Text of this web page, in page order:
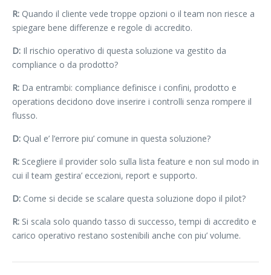
R: Quando il cliente vede troppe opzioni o il team non riesce a
spiegare bene differenze e regole di accredito.
D: Il rischio operativo di questa soluzione va gestito da
compliance o da prodotto?
R: Da entrambi: compliance definisce i confini, prodotto e
operations decidono dove inserire i controlli senza rompere il
flusso.
D: Qual e’ l’errore piu’ comune in questa soluzione?
R: Scegliere il provider solo sulla lista feature e non sul modo in
cui il team gestira’ eccezioni, report e supporto.
D: Come si decide se scalare questa soluzione dopo il pilot?
R: Si scala solo quando tasso di successo, tempi di accredito e
carico operativo restano sostenibili anche con piu’ volume.